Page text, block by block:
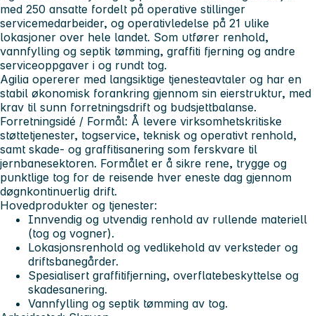
med 250 ansatte fordelt på operative stillinger
servicemedarbeider, og operativledelse på 21 ulike
lokasjoner over hele landet. Som utfører renhold,
vannfylling og septik tømming, graffiti fjerning og andre
serviceoppgaver i og rundt tog.
Agilia opererer med langsiktige tjenesteavtaler og har en
stabil økonomisk forankring gjennom sin eierstruktur, med
krav til sunn forretningsdrift og budsjettbalanse.
Forretningsidé / Formål: Å levere virksomhetskritiske
støttetjenester, togservice, teknisk og operativt renhold,
samt skade- og graffitisanering som ferskvare til
jernbanesektoren. Formålet er å sikre rene, trygge og
punktlige tog for de reisende hver eneste dag gjennom
døgnkontinuerlig drift.
Hovedprodukter og tjenester:
Innvendig og utvendig renhold av rullende materiell
(tog og vogner).
Lokasjonsrenhold og vedlikehold av verksteder og
driftsbanegårder.
Spesialisert graffitifjerning, overflatebeskyttelse og
skadesanering.
Vannfylling og septik tømming av tog.